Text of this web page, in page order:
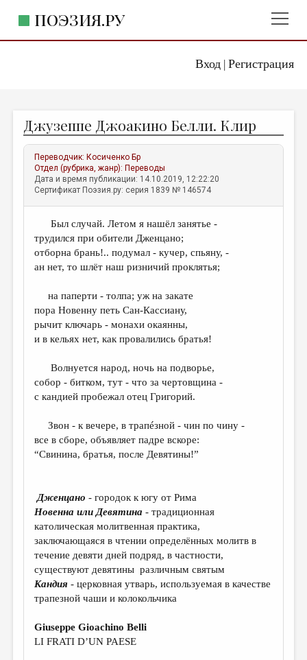
Вход| Регистрация
ПОЭЗИЯ.РУ
ЖАНРЫ
АВТОРЫ
КОММЕНТАРИИ
ЛИТСАЛОН
НОВОСТИ
ПРАВИЛА САЙТА
ИЗБРАННОЕ
ДАЙДЖЕСТ
ПЕРЕВОДЫ
КОНКУРСЫ
ДЕТСКАЯ КОМНАТА
КНИЖНАЯ ПОЛКА
СТРАНИЦЫ ПАМЯТИ
ОБЪЯВЛЕНИЯ
РЕДКОЛЛЕГИЯ
ОТ РЕДАКЦИИ
ЭССЕИСТИКА
Джузеппе Джоакино Белли. Клир
Переводчик: Косиченко Бр
Отдел (рубрика, жанр): Переводы
Дата и время публикации: 14.10.2019, 12:22:20
Сертификат Поэзия.ру: серия 1839 № 146574
Был случай. Летом я нашёл занятье -
трудился при обители Дженцано;
отборна брань!.. подумал - кучер, спьяну, -
ан нет, то шлёт наш ризничий проклятья;
на паперти - толпа; уж на закате
пора Новенну петь Сан-Кассиану,
рычит ключарь - монахи окаянны,
и в кельях нет, как провалились братья!
Волнуется народ, ночь на подворье,
собор - битком, тут - что за чертовщина -
с кандией пробежал отец Григорий.
Звон - к вечере, в трапéзной - чин по чину -
все в сборе, объявляет падре вскоре:
“Свинина, братья, после Девятины!”
Дженцано - городок к югу от Рима
Новенна или Девятина - традиционная
католическая молитвенная практика,
заключающаяся в чтении определённых молитв в
течение девяти дней подряд, в частности,
существуют девятины различным святым
Кандия - церковная утварь, используемая в качестве
трапезной чаши и колокольчика
Giuseppe Gioachino Belli
LI FRATI D’UN PAESE